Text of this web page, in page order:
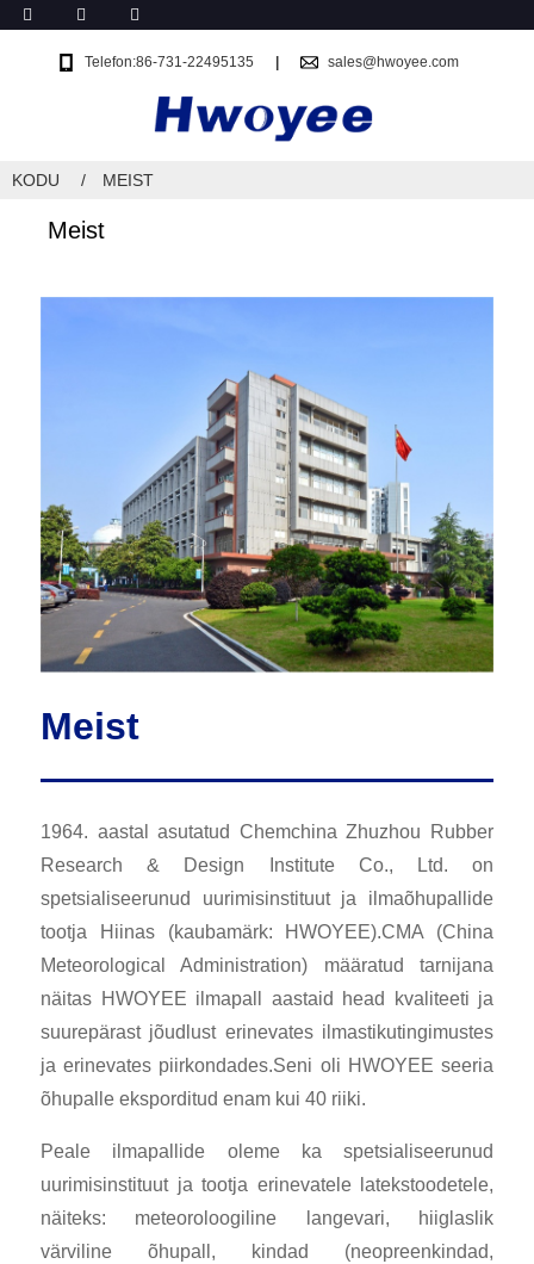
Telefon:86-731-22495135 sales@hwoyee.com
KODU MEIST
Meist
Meist
1964. aastal asutatud Chemchina Zhuzhou Rubber
Research & Design Institute Co., Ltd. on
spetsialiseerunud uurimisinstituut ja ilmaõhupallide
tootja Hiinas (kaubamärk: HWOYEE).CMA (China
Meteorological Administration) määratud tarnijana
näitas HWOYEE ilmapall aastaid head kvaliteeti ja
suurepärast jõudlust erinevates ilmastikutingimustes
ja erinevates piirkondades.Seni oli HWOYEE seeria
õhupalle eksporditud enam kui 40 riiki.
Peale ilmapallide oleme ka spetsialiseerunud
uurimisinstituut ja tootja erinevatele latekstoodetele,
näiteks: meteoroloogiline langevari, hiiglaslik
värviline õhupall, kindad (neopreenkindad,